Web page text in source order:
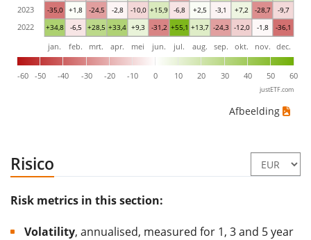
+34,8 -6,5 +28,5 +33,4 +9,3 -31,2 +55,1 +13,7 -24,3 -12,0 -1,8 -36,1
-35,0 +1,8 -24,5 -2,8 -10,0 +15,9 -6,8 +2,5 -3,1 +7,2 -28,7 -9,7
-60 -50 -40 -30 -20 -10 0 10 20 30 40 50 60
jan. feb. mrt. apr. mei jun. jul. aug. sep. okt. nov. dec.
2022
2023
justETF.com
Afbeelding
Risico
Risk metrics in this section:
Volatility, annualised, measured for 1, 3 and 5 year